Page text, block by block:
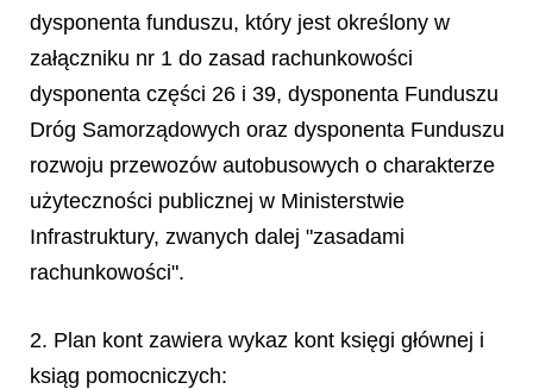
dysponenta funduszu, który jest określony w
załączniku nr 1 do zasad rachunkowości
dysponenta części 26 i 39, dysponenta Funduszu
Dróg Samorządowych oraz dysponenta Funduszu
rozwoju przewozów autobusowych o charakterze
użyteczności publicznej w Ministerstwie
Infrastruktury, zwanych dalej "zasadami
rachunkowości".
2. Plan kont zawiera wykaz kont księgi głównej i
ksiąg pomocniczych: